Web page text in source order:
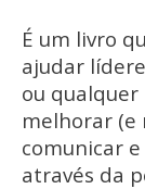
É um livro
ajudar
ou
melhorar (e
comunicar
através da